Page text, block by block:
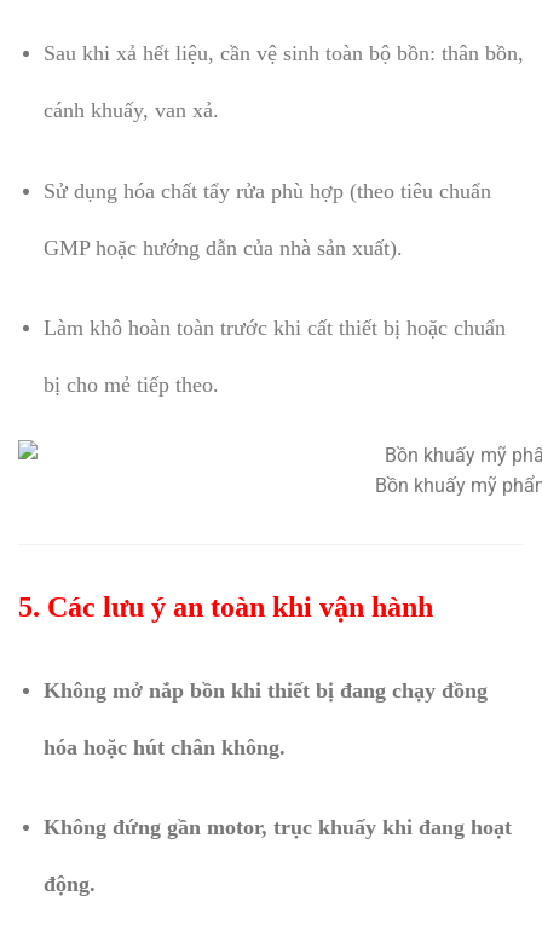
Sau khi xả hết liệu, cần vệ sinh toàn bộ bồn: thân bồn,
cánh khuấy, van xả.
Sử dụng hóa chất tẩy rửa phù hợp (theo tiêu chuẩn
GMP hoặc hướng dẫn của nhà sản xuất).
Làm khô hoàn toàn trước khi cất thiết bị hoặc chuẩn
bị cho mẻ tiếp theo.
Bồn khuấy mỹ
5. Các lưu ý an toàn khi vận hành
Không mở nắp bồn khi thiết bị đang chạy đồng
hóa hoặc hút chân không.
Không đứng gần motor, trục khuấy khi đang hoạt
động.